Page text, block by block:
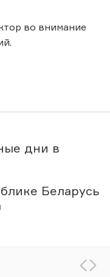
во внимание
дни в
Беларусь